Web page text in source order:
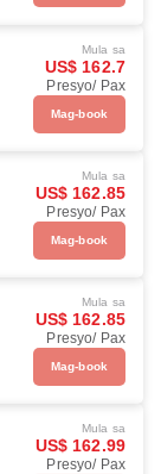
Mula sa
US$ 162.7
Presyo/ Pax
Mag-book
Mula sa
US$ 162.85
Presyo/ Pax
Mag-book
Mula sa
US$ 162.85
Presyo/ Pax
Mag-book
Mula sa
US$ 162.99
Presyo/ Pax